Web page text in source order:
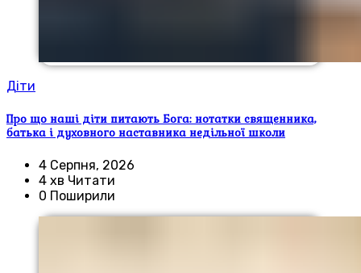
Діти
Про що наші діти питають Бога: нотатки священника,
батька і духовного наставника недільної школи
4 Серпня, 2026
4 хв Читати
0 Поширили